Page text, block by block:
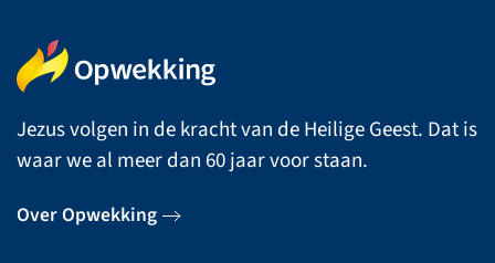
Jezus volgen in de kracht van de Heilige Geest. Dat is
waar we al meer dan 60 jaar voor staan.
Over Opwekking